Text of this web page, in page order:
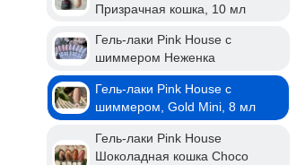
Призрачная кошка, 10 мл
Гель-лаки Pink House с
шиммером Неженка
Гель-лаки Pink House с
шиммером, Gold Mini, 8 мл
Гель-лаки Pink House
Шоколадная кошка Choco